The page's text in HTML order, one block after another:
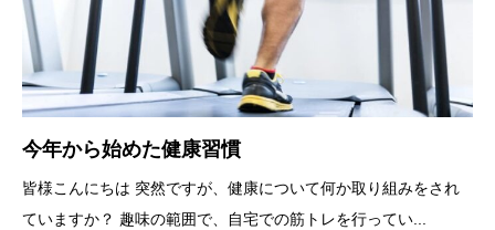
今年から始めた健康習慣
皆様こんにちは 突然ですが、健康について何か取り組みをされ
ていますか？ 趣味の範囲で、自宅での筋トレを行ってい...